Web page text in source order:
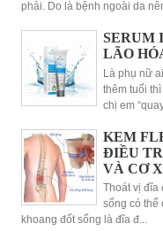
phải. Do là bệnh ngoài da nên
SERUM
LÃO
Là phụ nữ
thêm tuổi
chị em
KEM
ĐIỀU
VÀ CƠ
Thoát vị đĩa
sống có thể
khoang đốt sống là đĩa đ...